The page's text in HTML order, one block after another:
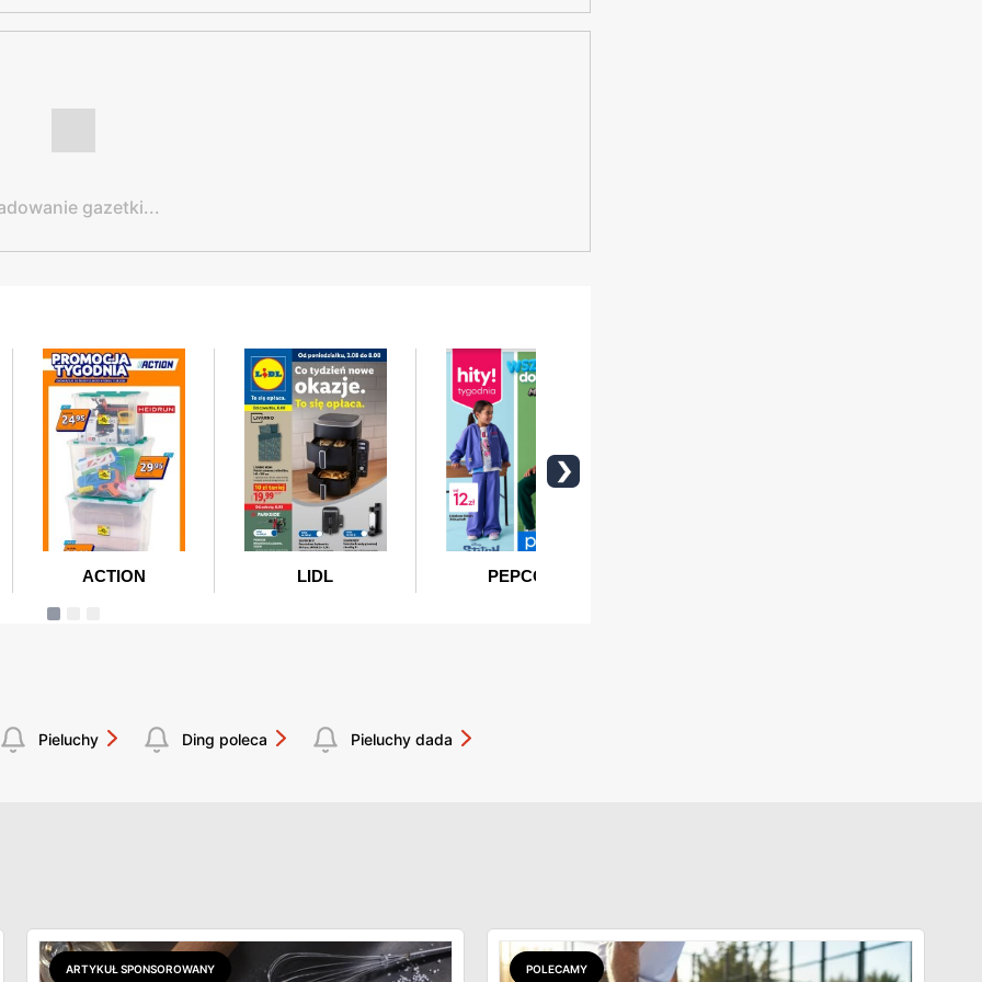
gazetki...
Pieluchy Ding poleca Pieluchy dada
ARTYKUŁ SPONSOROWANY POLECAMY